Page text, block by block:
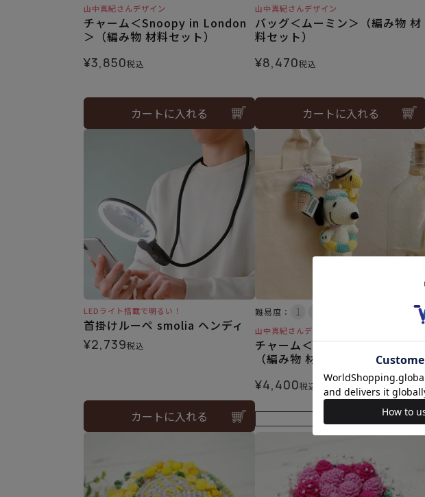
山中真紀さんデザイン
チャーム＜Snoopy in London
＞（編み物 材料セット）
¥3,850税込
カートに入れる
山中真紀さんデザイン
バッグ＜ムーミン＞（編み物 材
料セット）
¥8,470税込
カートに入れる
LEDライト搭載で明るい！
首掛けルーペ smolia ヘンディ
¥2,739税込
カートに入れる
難易度：
山中真紀さんデザイン
チャーム＜スヌーピーの夏＞
（編み物 材料セット）
¥4,400税込